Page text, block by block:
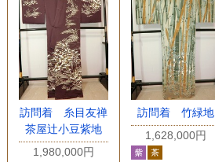
訪問着 糸目友禅
茶屋辻小豆紫地
1,980,000円
訪問着 竹緑地
1,628,000円